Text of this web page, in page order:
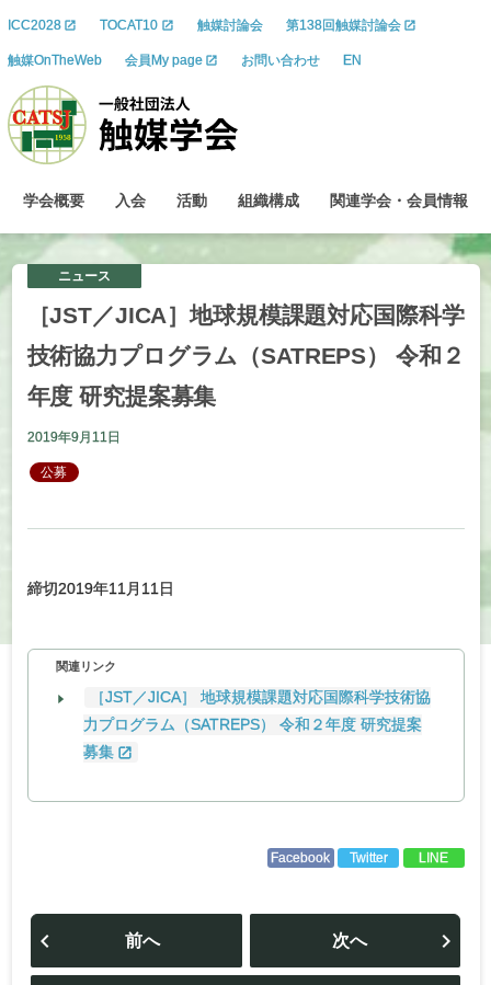
ICC2028 TOCAT10 触媒討論会 第138回触媒討論会
触媒OnTheWeb 会員My page お問い合わせ EN
学会概要 入会 活動 組織構成 関連学会 ・ 会員情報
ニュース
［JST／JICA］地球規模課題対応国際科学
技術協力プログラム （SATREPS） 令和 ２
年度 研究提案募集
2019年9月11日
公募
締切2019年11月11日
関連リンク
［JST／JICA］ 地球規模課題対応国際科学技術協
力プログラム（SATREPS） 令和２年度 研究提案
募集
Facebook Twitter LINE
投
ビ
前へ 次へ